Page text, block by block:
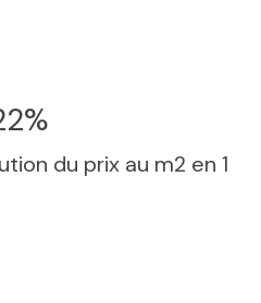
du prix au m2 en 1